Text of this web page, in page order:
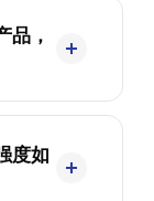
品，
度如